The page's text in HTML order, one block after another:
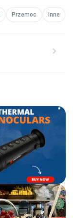
Przemoc Inne